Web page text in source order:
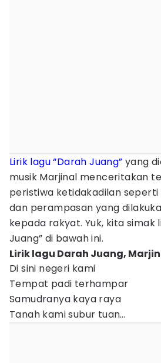
Lirik lagu “Darah Juang” yang
musik Marjinal menceritakan
peristiwa ketidakadilan
dan perampasan yang
kepada rakyat. Yuk, kita simak
Juang” di bawah ini.
Lirik lagu Darah Juang,
Di sini negeri kami
Tempat padi terhampar
Samudranya kaya raya
Tanah kami subur tuan…